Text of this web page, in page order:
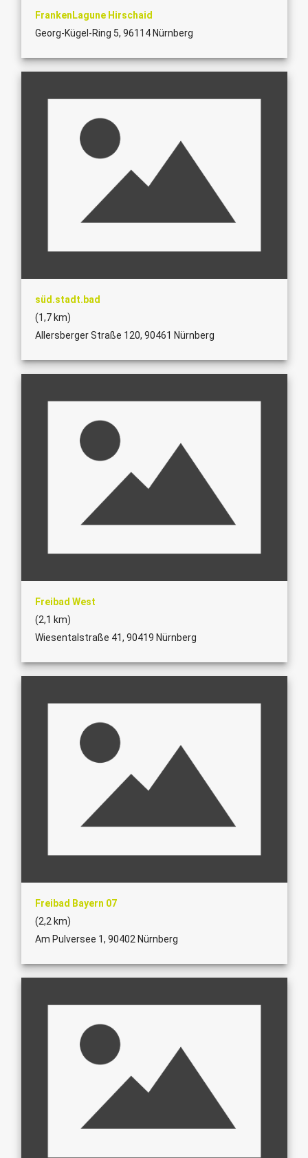
FrankenLagune Hirschaid
Georg-Kügel-Ring 5, 96114 Nürnberg
süd.stadt.bad
(1,7 km)
Allersberger Straße 120, 90461 Nürnberg
Freibad West
(2,1 km)
Wiesentalstraße 41, 90419 Nürnberg
Freibad Bayern 07
(2,2 km)
Am Pulversee 1, 90402 Nürnberg